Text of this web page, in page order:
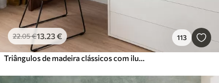
22.05€13.23€ 113
Triângulos de madeira clássicos com iluminação 3D